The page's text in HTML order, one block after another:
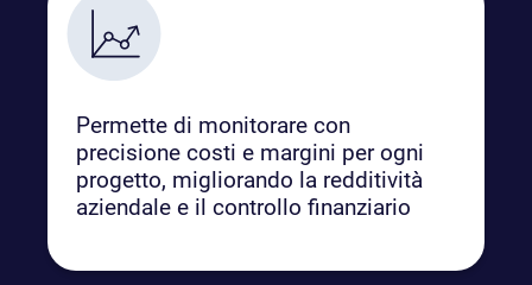
Permette di monitorare con
precisione costi e margini per ogni
progetto, migliorando la redditività
aziendale e il controllo finanziario